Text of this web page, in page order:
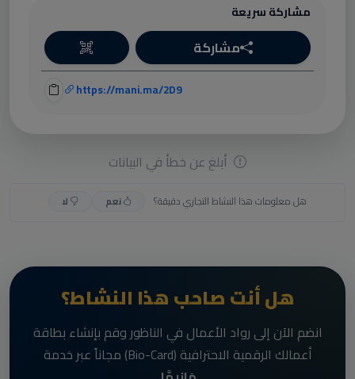
مشاركة سريعة
مشاركة
https://mani.ma/2D9
أبلغ عن خطأ في البيانات
هل معلومات هذا النشاط التجاري دقيقة؟ نعم لا
هل أنت صاحب هذا النشاط؟
انضم الآن إلى رواد الأعمال في الناظور وقم بإنشاء بطاقة
أعمالك الرقمية الاحترافية (Bio-Card) مجاناً عبر خدمة